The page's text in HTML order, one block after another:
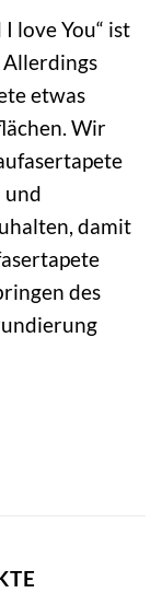
love You“ ist
Allerdings
etwas
Wir
und
damit
des